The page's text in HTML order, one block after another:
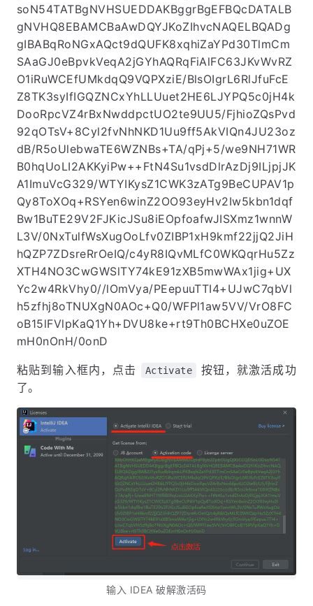
soN54TATBgNVHSUEDDAKBggrBgEFBQcDATALB
gNVHQ8EBAMCBaAwDQYJKoZIhvcNAQELBQADg
gIBABqRoNGxAQct9dQUFK8xqhiZaYPd30TlmCm
SAaGJ0eBpvkVeqA2jGYhAQRqFiAlFC63JKvWvRZ
O1iRuWCEfUMkdqQ9VQPXziE/BlsOIgrL6RlJfuFcE
Z8TK3syIfIGQZNCxYhLLUuet2HE6LJYPQ5c0jH4k
DooRpcVZ4rBxNwddpctUO2te9UU5/FjhioZQsPvd
92qOTsV+8Cyl2fvNhNKD1Uu9ff5AkVIQn4JU23oz
dB/R5oUlebwaTE6WZNBs+TA/qPj+5/we9NH71WR
B0hqUoLI2AKKyiPw++FtN4Su1vsdDlrAzDj9ILjpjJK
A1ImuVcG329/WTYIKysZ1CWK3zATg9BeCUPAV1p
Qy8ToXOq+RSYen6winZ2OO93eyHv2Iw5kbn1dqf
Bw1BuTE29V2FJKicJSu8iEOpfoafwJISXmz1wnnW
L3V/0NxTulfWsXugOoLfv0ZIBP1xH9kmf22jjQ2JiH
hQZP7ZDsreRrOeIQ/c4yR8IQvMLfC0WKQqrHu5Zz
XTH4NO3CwGWSlTY74kE91zXB5mwWAx1jig+UX
Yc2w4RkVhy0//lOmVya/PEepuuTTI4+UJwC7qbVl
h5zfhj8oTNUXgN0AOc+Q0/WFPl1aw5VV/VrO8FC
oB15lFVlpKaQ1Yh+DVU8ke+rt9Th0BCHXe0uZOE
mH0nOnH/0onD
粘贴到输入框内，点击 Activate
按钮，就激活成功
了。
输入 IDEA 破解激活码